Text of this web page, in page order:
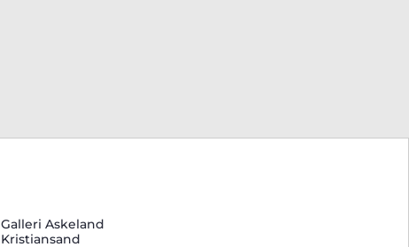
Galleri Askeland
Kristiansand